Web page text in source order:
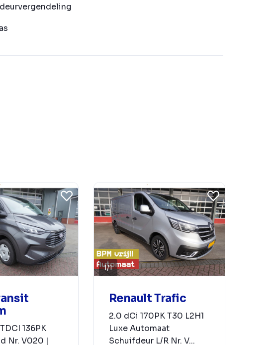
136PK
Nr. V020 |
1/1
Renault Trafic
2.0 dCi 170PK T30 L2H1
Luxe Automaat
Schuifdeur L/R Nr. V...